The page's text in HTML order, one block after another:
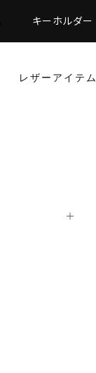
キーホルダー
レザーアイテム